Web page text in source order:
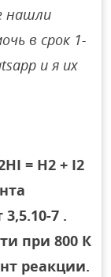
нашли
в срок 1-
и я их
= H2 + I2
7 .
при 800 К
реакции.